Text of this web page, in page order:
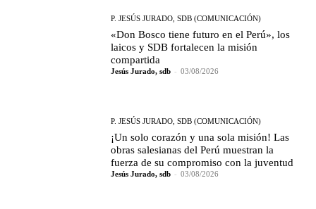
P. JESÚS JURADO, SDB (COMUNICACIÓN)
«Don Bosco tiene futuro en el Perú», los
laicos y SDB fortalecen la misión
compartida
Jesús Jurado, sdb - 03/08/2026
P. JESÚS JURADO, SDB (COMUNICACIÓN)
¡Un solo corazón y una sola misión! Las
obras salesianas del Perú muestran la
fuerza de su compromiso con la juventud
Jesús Jurado, sdb - 03/08/2026